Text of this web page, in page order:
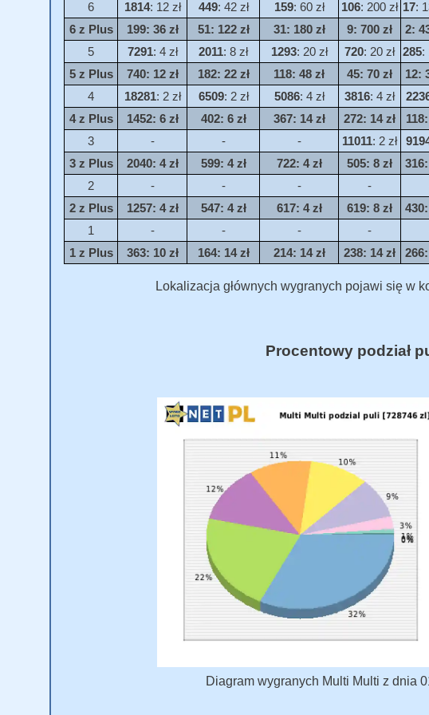
6
1814: 12 zł 449: 42 zł 159: 60 zł 106: 200 zł 17:
6 z Plus
199: 36 zł 51: 122 zł 31: 180 zł 9: 700 zł 2:
5
7291: 4 zł 2011: 8 zł 1293: 20 zł 720: 20 zł 285:
5 z Plus
740: 12 zł 182: 22 zł 118: 48 zł 45: 70 zł 12:
4
18281: 2 zł 6509: 2 zł 5086: 4 zł 3816: 4 zł
4 z Plus
1452: 6 zł 402: 6 zł 367: 14 zł 272: 14 zł 118:
3
- - - 11011: 2 zł
3 z Plus
2040: 4 zł 599: 4 zł 722: 4 zł 505: 8 zł 316
2
- - - -
2 z Plus
1257: 4 zł 547: 4 zł 617: 4 zł 619: 8 zł 430
1
- - - -
1 z Plus
363: 10 zł 164: 14 zł 214: 14 zł 238: 14 zł 266
Lokalizacja głównych wygranych pojawi się w
Procentowy podział
Diagram wygranych Multi Multi z dnia